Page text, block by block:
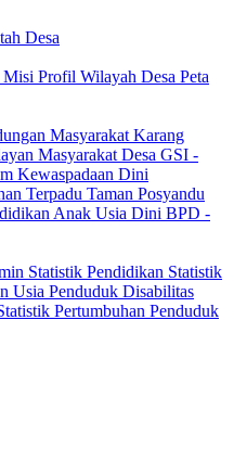
Desa
Profil Wilayah Desa Peta
Masyarakat Karang
Masyarakat Desa GSI -
Kewaspadaan Dini
Terpadu Taman Posyandu
Anak Usia Dini BPD -
Statistik Pendidikan Statistik
Usia Penduduk Disabilitas
Pertumbuhan Penduduk